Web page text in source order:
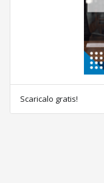
Scaricalo gratis!